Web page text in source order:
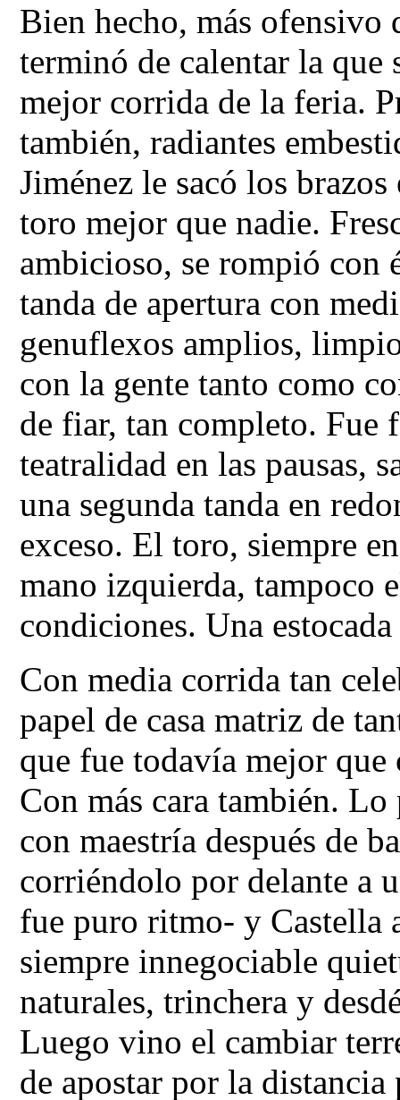
Bien hecho, más ofensivo
terminó de calentar la que
mejor corrida de la feria.
también, radiantes
Jiménez le sacó los
toro mejor que nadie.
ambicioso, se rompió con
tanda de apertura con
genuflexos amplios,
con la gente tanto como
de fiar, tan completo. Fue
teatralidad en las pausas,
una segunda tanda en
exceso. El toro, siempre
mano izquierda, tampoco
condiciones. Una
Con media corrida tan
papel de casa matriz de
que fue todavía mejor
Con más cara también.
con maestría después de
corriéndolo por delante a
fue puro ritmo- y Castella
siempre innegociable
naturales, trinchera y
Luego vino el cambiar
de apostar por la